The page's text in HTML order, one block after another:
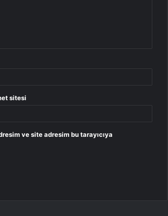
sitesi
ve site adresim bu tarayıcıya